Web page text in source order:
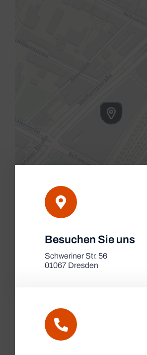
|Map tiles byCARTO, underCC BY 3.0
OpenStreetMap, under ODbL.
Besuchen Sie uns
Schweriner Str. 56
01067 Dresden